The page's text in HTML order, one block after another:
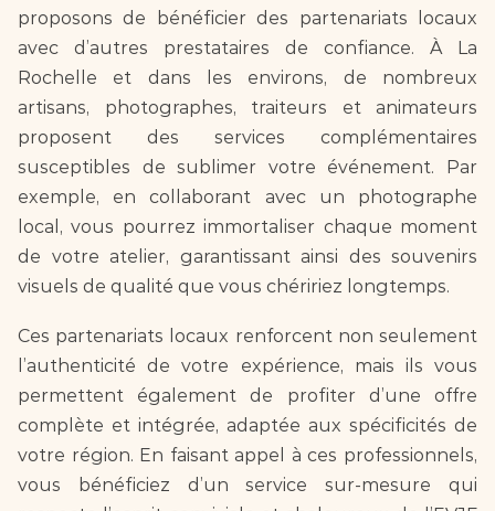
proposons de bénéficier des partenariats locaux
avec d’autres prestataires de confiance. À La
Rochelle et dans les environs, de nombreux
artisans, photographes, traiteurs et animateurs
proposent des services complémentaires
susceptibles de sublimer votre événement. Par
exemple, en collaborant avec un photographe
local, vous pourrez immortaliser chaque moment
de votre atelier, garantissant ainsi des souvenirs
visuels de qualité que vous chéririez longtemps.
Ces partenariats locaux renforcent non seulement
l’authenticité de votre expérience, mais ils vous
permettent également de profiter d’une offre
complète et intégrée, adaptée aux spécificités de
votre région. En faisant appel à ces professionnels,
vous bénéficiez d’un service sur-mesure qui